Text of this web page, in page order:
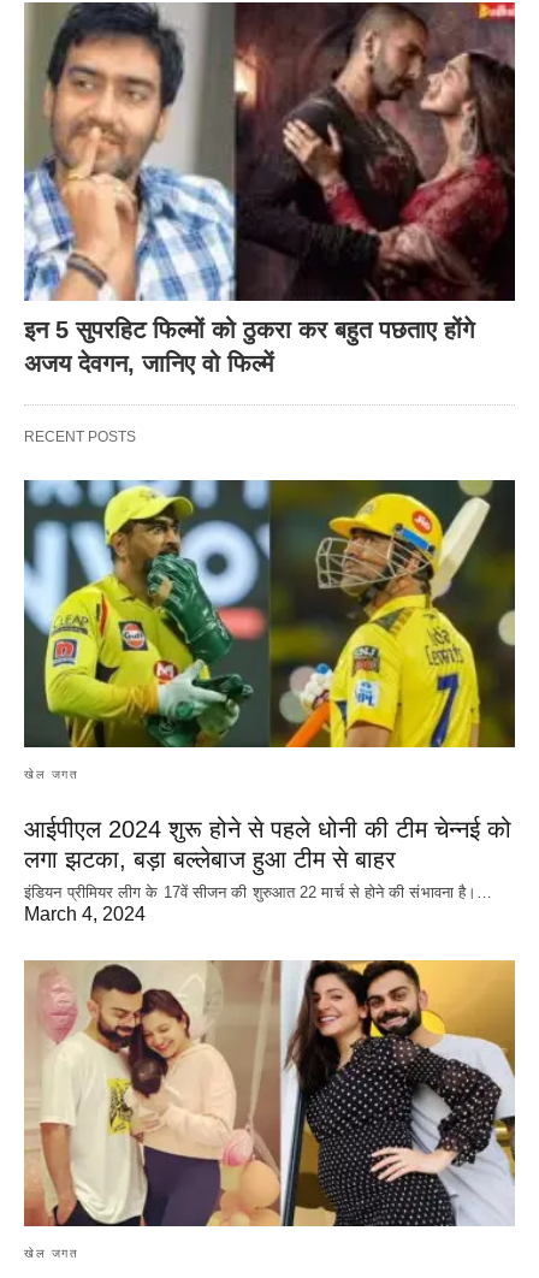
इन 5 सुपरहिट फिल्मों को ठुकरा कर बहुत पछताए होंगे
अजय देवगन, जानिए वो फिल्में
RECENT POSTS
खेल जगत
आईपीएल 2024 शुरू होने से पहले धोनी की टीम चेन्नई को
लगा झटका, बड़ा बल्लेबाज हुआ टीम से बाहर
इंडियन प्रीमियर लीग के 17वें सीजन की शुरुआत 22 मार्च से होने की संभावना है।…
March 4, 2024
खेल जगत